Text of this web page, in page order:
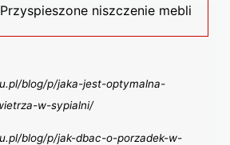
Przyspieszone niszczenie mebli
blog/p/jaka-jest-optymalna-
w-sypialni/
blog/p/jak-dbac-o-porzadek-w-